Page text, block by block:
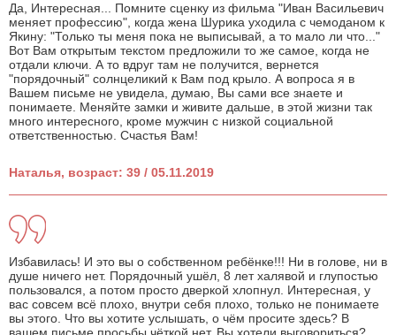
Да, Интересная... Помните сценку из фильма "Иван Васильевич
меняет профессию", когда жена Шурика уходила с чемоданом к
Якину: "Только ты меня пока не выписывай, а то мало ли что..."
Вот Вам открытым текстом предложили то же самое, когда не
отдали ключи. А то вдруг там не получится, вернется
"порядочный" солнцеликий к Вам под крыло. А вопроса я в
Вашем письме не увидела, думаю, Вы сами все знаете и
понимаете. Меняйте замки и живите дальше, в этой жизни так
много интересного, кроме мужчин с низкой социальной
ответственностью. Счастья Вам!
Наталья, возраст: 39 / 05.11.2019
Избавилась! И это вы о собственном ребёнке!!! Ни в голове, ни в
душе ничего нет. Порядочный ушёл, 8 лет халявой и глупостью
пользовался, а потом просто дверкой хлопнул. Интересная, у
вас совсем всё плохо, внутри себя плохо, только не понимаете
вы этого. Что вы хотите услышать, о чём просите здесь? В